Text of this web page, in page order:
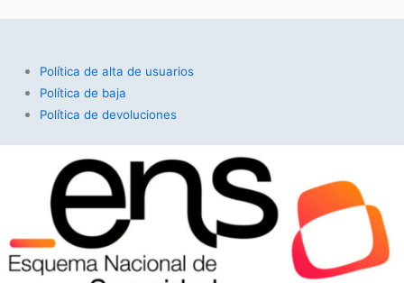
Política de alta de usuarios
Política de baja
Política de devoluciones